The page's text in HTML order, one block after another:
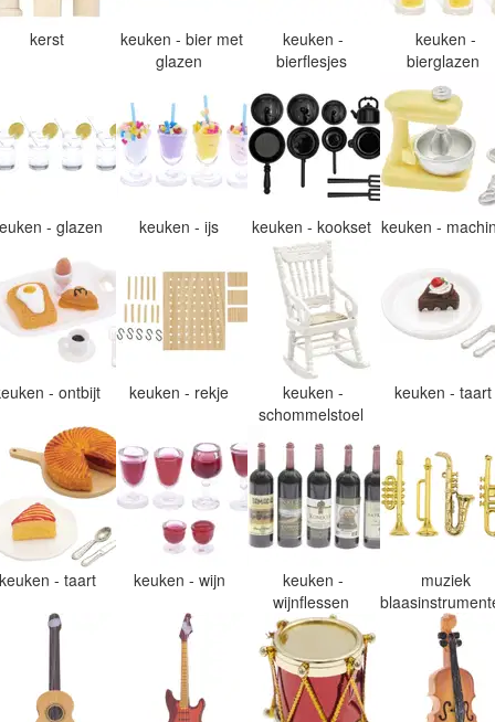
kerst
keuken - bier met
glazen
keuken -
bierflesjes
keuken -
bierglazen
- glazen keuken - ijs keuken - kookset keuken -
- ontbijt keuken - rekje
keuken -
schommelstoel
keuken -
- taart keuken - wijn
keuken -
wijnflessen
muziek